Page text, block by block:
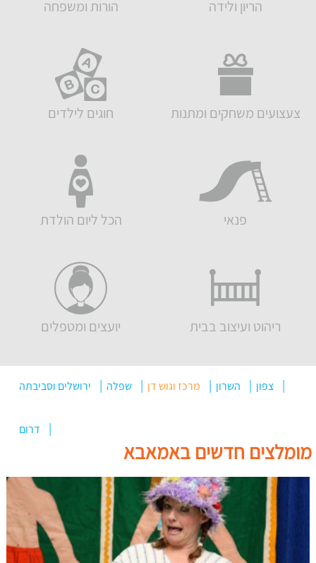
הורות ומשפחה הריון ולידה
חוגים לילדים צעצועים משחקים ומתנות
הכל ליום הולדת פנאי
יועצים ומטפלים ריהוט ועיצוב בבית
צפון השרון מרכז וגוש דן שפלה ירושלים וסביבתה
דרום
מומלצים חדשים באמאבא